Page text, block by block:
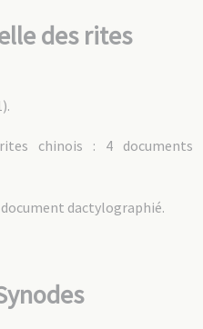
des rites
chinois : 4 documents
document dactylographié.